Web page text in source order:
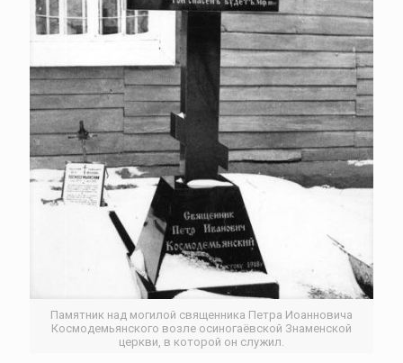
Памятник над могилой священника Петра Иоанновича
Космодемьянского возле осиногаёвской Знаменской
церкви, в которой он служил.